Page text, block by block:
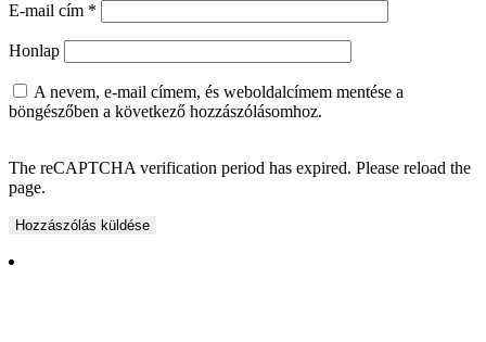
E-mail cím *
Honlap
A nevem, e-mail címem, és weboldalcímem mentése a
böngészőben a következő hozzászólásomhoz.
The reCAPTCHA verification period has expired. Please reload the
page.